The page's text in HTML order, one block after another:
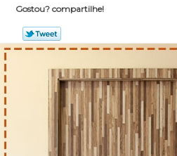
Gostou? compartilhe!